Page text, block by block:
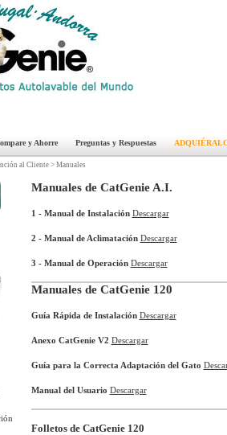
y Ahorre Preguntas y Respuestas
al Cliente >Manuales
Manuales de CatGenie A.I.
1 - Manual de Instalación Descargar
2 - Manual de Aclimatación Descargar
3 - Manual de Operación Descargar
Manuales de CatGenie 120
Guía Rápida de Instalación Descargar
Anexo CatGenie V2 Descargar
Guía para la Correcta Adaptación del Gato
Manual del Usuario Descargar
Folletos de CatGenie 120